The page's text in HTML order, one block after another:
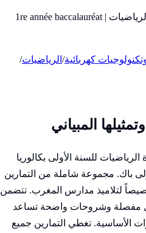
دراسة الدوال وتمثيلها المبياني | الرياضيات | 1re année baccalauréat
كهربائية/ الرياضيات/
المبياني
للسنة الأولى بكالوريا
باك. مجموعة شاملة من التمارين
لتلاميذ مدارس المغرب. تتضمن
مفصلة وشروحات واضحة تساعد
الأساسية. تغطي التمارين جميع